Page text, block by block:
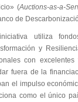
(Auctions-as-a-
de
utiliza
y
con
fuera de la
el impulso
como el único